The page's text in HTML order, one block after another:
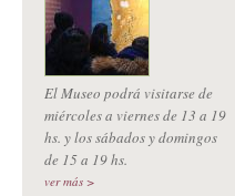
El Museo podrá visitarse de
miércoles a viernes de 13 a 19
hs. y los sábados y domingos
de 15 a 19 hs.
ver más >